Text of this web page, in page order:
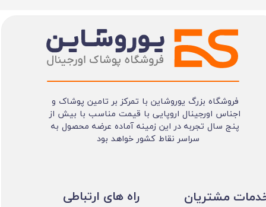
فروشگاه بزرگ یوروشاین با تمرکز بر تامین پوشاک و
اجناس اورجینال اروپایی با قیمت مناسب با بیش از
پنج سال تجربه در این زمینه آماده عرضه محصول به
سراسر نقاط کشور خواهد بود
مشتریان ​​راه های ارتباطی